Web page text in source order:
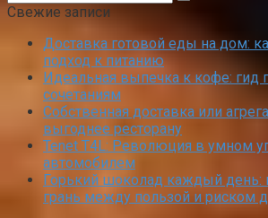
Свежие записи
Доставка готовой еды на дом:
подход к питанию
Идеальная выпечка к кофе: гид
сочетаниям
Собственная доставка или
выгоднее ресторану
Tenet T4L: Революция в умном
автомобилем
Горький шоколад каждый день:
грань между пользой и риском